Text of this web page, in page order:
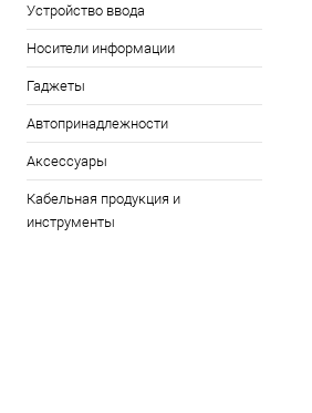
Устройство ввода
Носители информации
Гаджеты
Автопринадлежности
Аксессуары
Кабельная продукция и
инструменты